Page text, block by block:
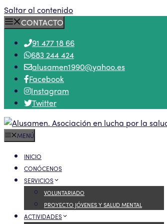
Saltar al contenido
CONTACTO
91 477 18 66
683 244 424
alusamen1990@yahoo.es
Facebook
Instagram
Twitter
MENÚ
INICIO
CONÓCENOS
SERVICIOS
VOLUNTARIADO
PROYECTO JÓVENES Y SALUD MENTAL
ACTIVIDADES